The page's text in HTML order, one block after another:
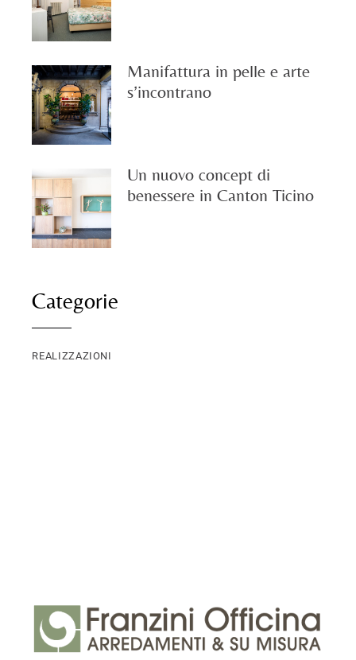
Manifattura in pelle e arte
s’incontrano
Un nuovo concept di
benessere in Canton Ticino
Categorie
REALIZZAZIONI